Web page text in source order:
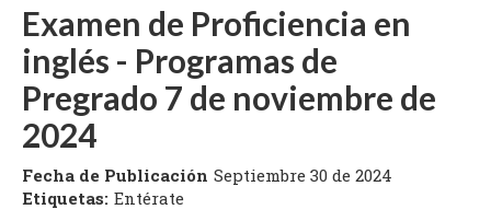
Examen de Proficiencia en
inglés - Programas de
Pregrado 7 de noviembre de
2024
Fecha de Publicación Septiembre 30 de 2024
Etiquetas: Entérate